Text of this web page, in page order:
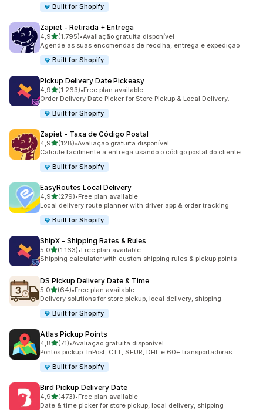
Built for Shopify
Zapiet ‑ Retirada + Entrega
4,9de 5 estrelas
(1.795)
1795 total de avaliações
•Avaliação gratuita disponível
Agende as suas encomendas de recolha, entrega e expedição
Built for Shopify
Pickup Delivery Date Pickeasy
4,9de 5 estrelas
(1.263)
1263 total de avaliações
•Free plan available
Order Delivery Date Picker for Store Pickup & Local Delivery.
Built for Shopify
Zapiet ‑ Taxa de Código Postal
4,9de 5 estrelas
(128)
128 total de avaliações
•Avaliação gratuita disponível
Calcule facilmente a entrega usando o código postal do cliente
Built for Shopify
EasyRoutes Local Delivery
4,9de 5 estrelas
(279)
279 total de avaliações
•Free plan available
Local delivery route planner with driver app & order tracking
Built for Shopify
ShipX ‑ Shipping Rates & Rules
5,0de 5 estrelas
(1.163)
1163 total de avaliações
•Free plan available
Shipping calculator with custom shipping rules & pickup points
DS Pickup Delivery Date & Time
5,0de 5 estrelas
(64)
64 total de avaliações
•Free plan available
Delivery solutions for store pickup, local delivery, shipping.
Built for Shopify
Atlas Pickup Points
4,8de 5 estrelas
(71)
71 total de avaliações
•Avaliação gratuita disponível
Pontos pickup: InPost, CTT, SEUR, DHL e 60+ transportadoras
Built for Shopify
Bird Pickup Delivery Date
4,9de 5 estrelas
(473)
473 total de avaliações
•Free plan available
Date & time picker for store pickup, local delivery, shipping